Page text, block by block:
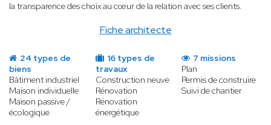
Fiche architecte
la transparence des choix au cœur de la relation avec ses clients.
24 types de
biens
Bâtiment industriel
Maison individuelle
Maison passive /
écologique
16 types de
travaux
Construction neuve
Rénovation
Rénovation
énergétique
7 missions
Plan
Permis de construire
Suivi de chantier